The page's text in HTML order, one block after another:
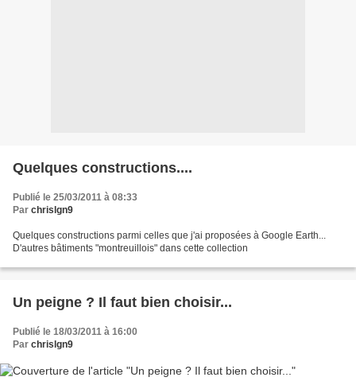
Quelques constructions....
Publié le 25/03/2011 à 08:33
Par chrislgn9
Quelques constructions parmi celles que j'ai proposées à Google Earth...
D'autres bâtiments "montreuillois" dans cette collection
Un peigne ? Il faut bien choisir...
Publié le 18/03/2011 à 16:00
Par chrislgn9